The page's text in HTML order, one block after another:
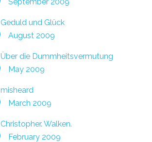
Geduld und Glück
August 2009
Über die Dummheitsvermutung
May 2009
misheard
March 2009
Christopher. Walken.
February 2009